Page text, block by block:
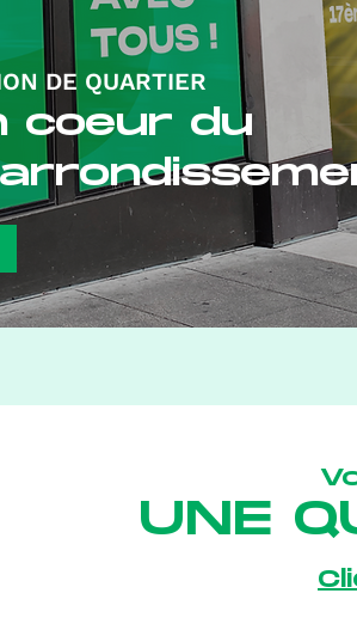
DE QUARTIER
coeur du
UNE